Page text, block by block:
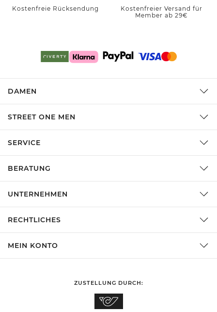
Kostenfreie Rücksendung
Kostenfreier Versand für
Member ab 29€
DAMEN
STREET ONE MEN
SERVICE
BERATUNG
UNTERNEHMEN
RECHTLICHES
MEIN KONTO
ZUSTELLUNG DURCH: